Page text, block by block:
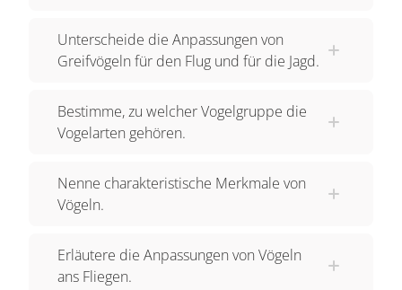
Unterscheide die Anpassungen von
Greifvögeln für den Flug und für die Jagd.
Bestimme, zu welcher Vogelgruppe die
Vogelarten gehören.
Nenne charakteristische Merkmale von
Vögeln.
Erläutere die Anpassungen von Vögeln
ans Fliegen.